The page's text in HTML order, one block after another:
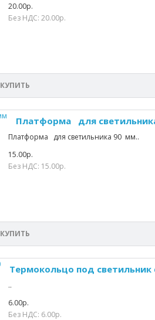
20.00р.
Без НДС: 20.00р.
КУПИТЬ
Платформа для
Платформа для светильника 90 мм..
15.00р.
Без НДС: 15.00р.
КУПИТЬ
Термокольцо под светильник
..
6.00р.
Без НДС: 6.00р.